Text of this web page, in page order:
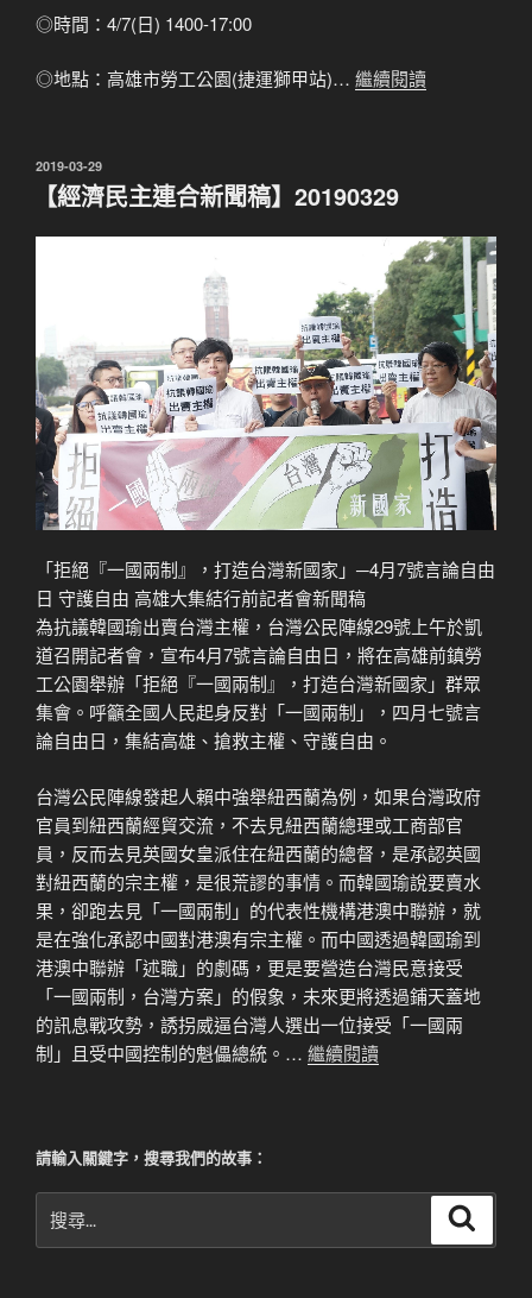
◎時間：4/7(日) 1400-17:00
◎地點：高雄市勞工公園(捷運獅甲站)… 繼續閱讀
發
2019-03-29
【經濟民主連合新聞稿】20190329
「拒絕『一國兩制』，打造台灣新國家」─4月7號言論自由
日 守護自由 高雄大集結行前記者會新聞稿
為抗議韓國瑜出賣台灣主權，台灣公民陣線29號上午於凱
道召開記者會，宣布4月7號言論自由日，將在高雄前鎮勞
工公園舉辦「拒絕『一國兩制』，打造台灣新國家」群眾
集會。呼籲全國人民起身反對「一國兩制」，四月七號言
論自由日，集結高雄、搶救主權、守護自由。
台灣公民陣線發起人賴中強舉紐西蘭為例，如果台灣政府
官員到紐西蘭經貿交流，不去見紐西蘭總理或工商部官
員，反而去見英國女皇派住在紐西蘭的總督，是承認英國
對紐西蘭的宗主權，是很荒謬的事情。而韓國瑜說要賣水
果，卻跑去見「一國兩制」的代表性機構港澳中聯辦，就
是在強化承認中國對港澳有宗主權。而中國透過韓國瑜到
港澳中聯辦「述職」的劇碼，更是要營造台灣民意接受
「一國兩制，台灣方案」的假象，未來更將透過鋪天蓋地
的訊息戰攻勢，誘拐威逼台灣人選出一位接受「一國兩
制」且受中國控制的魁儡總統。… 繼續閱讀
請輸入關鍵字，搜尋我們的故事：
尋